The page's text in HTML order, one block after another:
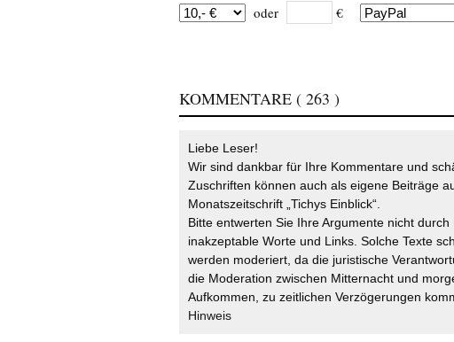
oder €
KOMMENTARE ( 263 )
Liebe Leser!
Wir sind dankbar für Ihre Kommentare und
Zuschriften können auch als eigene Beiträge
Monatszeitschrift „Tichys Einblick“.
Bitte entwerten Sie Ihre Argumente nicht
inakzeptable Worte und Links. Solche Texte
werden moderiert, da die juristische
die Moderation zwischen Mitternacht und
Aufkommen, zu zeitlichen Verzögerungen
Hinweis